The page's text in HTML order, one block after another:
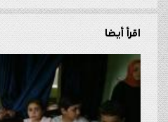
اقرأ أيضا